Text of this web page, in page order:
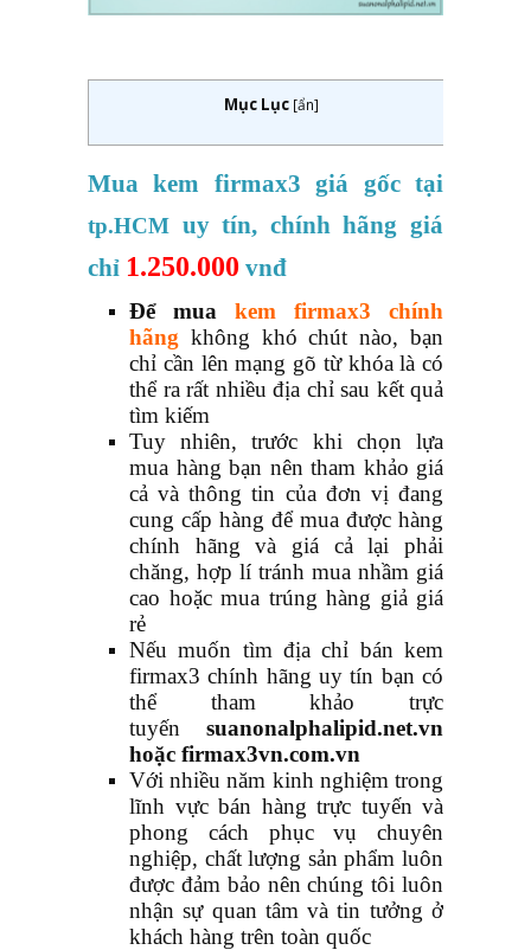
Mục Lục [ẩn]
Mua kem firmax3 giá gốc tại
tp.HCM uy tín, chính hãng giá
chỉ 1.250.000 vnđ
Để mua kem firmax3 chính
hãng không khó chút nào, bạn
chỉ cần lên mạng gõ từ khóa là có
thể ra rất nhiều địa chỉ sau kết quả
tìm kiếm
Tuy nhiên, trước khi chọn lựa
mua hàng bạn nên tham khảo giá
cả và thông tin của đơn vị đang
cung cấp hàng để mua được hàng
chính hãng và giá cả lại phải
chăng, hợp lí tránh mua nhầm giá
cao hoặc mua trúng hàng giả giá
rẻ
Nếu muốn tìm địa chỉ bán kem
firmax3 chính hãng uy tín bạn có
thể tham khảo trực
tuyến suanonalphalipid.net.vn
hoặc firmax3vn.com.vn
Với nhiều năm kinh nghiệm trong
lĩnh vực bán hàng trực tuyến và
phong cách phục vụ chuyên
nghiệp, chất lượng sản phẩm luôn
được đảm bảo nên chúng tôi luôn
nhận sự quan tâm và tin tưởng ở
khách hàng trên toàn quốc